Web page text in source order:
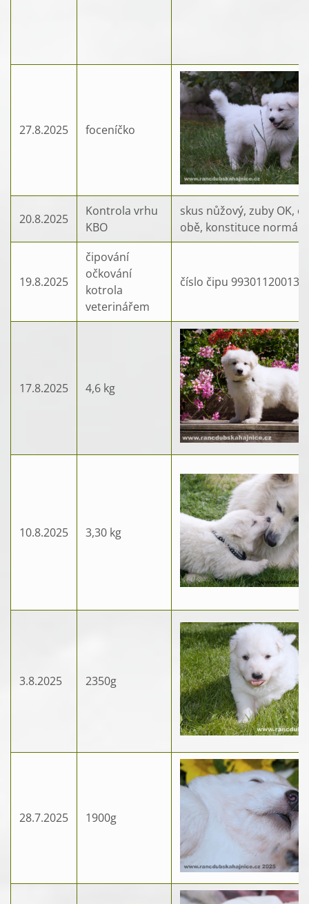
27.8.2025 foceníčko
20.8.2025
Kontrola vrhu
KBO
skus nůžový, zuby OK,
obě, konstituce
19.8.2025
čipování
očkování
kotrola
veterinářem
číslo čipu
17.8.2025 4,6 kg
10.8.2025 3,30 kg
3.8.2025 2350g
28.7.2025 1900g